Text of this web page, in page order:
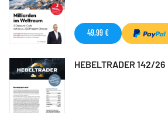
49,99 €
HEBELTRADER 142/26